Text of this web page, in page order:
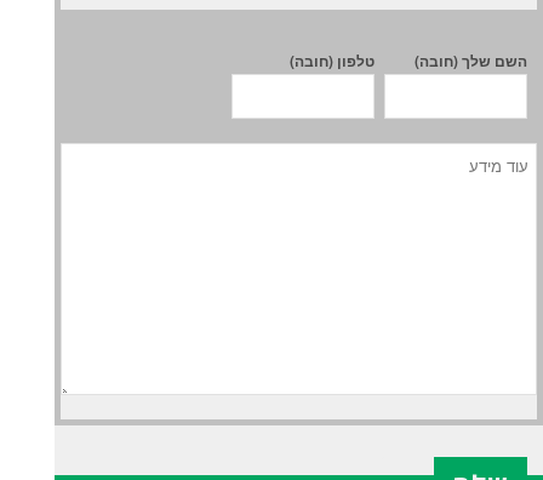
השם שלך (חובה) טלפון (חובה)